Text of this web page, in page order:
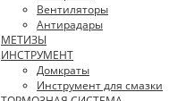
Вентиляторы
Антирадары
МЕТИЗЫ
ИНСТРУМЕНТ
Домкраты
Инструмент для смазки